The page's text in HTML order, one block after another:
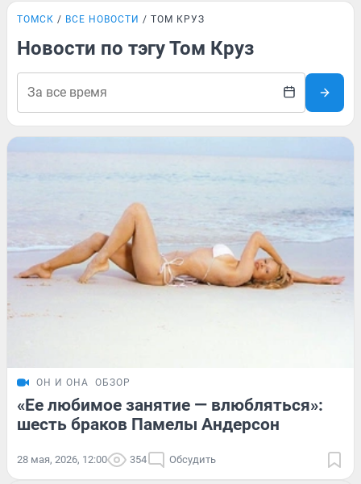
ТОМСК ВСЕ НОВОСТИ ТОМ КРУЗ
Новости по тэгу Том Круз
ОН И ОНА ОБЗОР
«Ее любимое занятие — влюбляться»:
шесть браков Памелы Андерсон
28 мая, 2026, 12:00 354 Обсудить